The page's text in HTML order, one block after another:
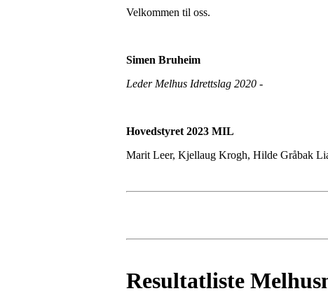
Velkommen til oss.
Simen Bruheim
Leder Melhus Idrettslag 2020 -
Hovedstyret 2023 MIL
Marit Leer, Kjellaug Krogh, Hilde Gråbak
Resultatliste